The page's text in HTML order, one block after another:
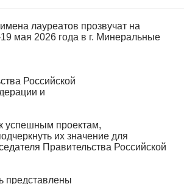
лауреатов прозвучат на
мая 2026 года в г. Минеральные
Российской
и
успешным проектам,
их значение для
Правительства Российской
представлены